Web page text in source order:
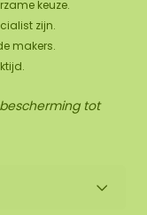
keuze.
zijn.
makers.
tot